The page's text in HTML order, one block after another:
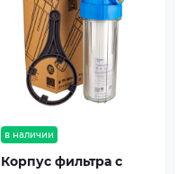
в наличии
Корпус фильтра с